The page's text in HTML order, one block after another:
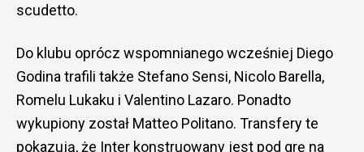
scudetto.
Do klubu oprócz wspomnianego wcześniej Diego
Godina trafili także Stefano Sensi, Nicolo Barella,
Romelu Lukaku i Valentino Lazaro. Ponadto
wykupiony został Matteo Politano. Transfery te
pokazują, że Inter konstruowany jest pod grę na